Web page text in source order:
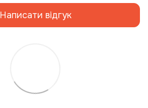
Написати відгук